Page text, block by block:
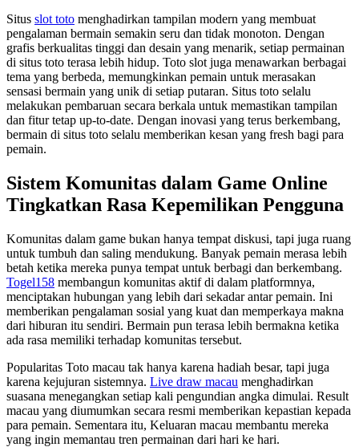
Situs slot toto menghadirkan tampilan modern yang membuat
pengalaman bermain semakin seru dan tidak monoton. Dengan
grafis berkualitas tinggi dan desain yang menarik, setiap permainan
di situs toto terasa lebih hidup. Toto slot juga menawarkan berbagai
tema yang berbeda, memungkinkan pemain untuk merasakan
sensasi bermain yang unik di setiap putaran. Situs toto selalu
melakukan pembaruan secara berkala untuk memastikan tampilan
dan fitur tetap up-to-date. Dengan inovasi yang terus berkembang,
bermain di situs toto selalu memberikan kesan yang fresh bagi para
pemain.
Sistem Komunitas dalam Game Online
Tingkatkan Rasa Kepemilikan Pengguna
Komunitas dalam game bukan hanya tempat diskusi, tapi juga ruang
untuk tumbuh dan saling mendukung. Banyak pemain merasa lebih
betah ketika mereka punya tempat untuk berbagi dan berkembang.
Togel158 membangun komunitas aktif di dalam platformnya,
menciptakan hubungan yang lebih dari sekadar antar pemain. Ini
memberikan pengalaman sosial yang kuat dan memperkaya makna
dari hiburan itu sendiri. Bermain pun terasa lebih bermakna ketika
ada rasa memiliki terhadap komunitas tersebut.
Popularitas Toto macau tak hanya karena hadiah besar, tapi juga
karena kejujuran sistemnya. Live draw macau menghadirkan
suasana menegangkan setiap kali pengundian angka dimulai. Result
macau yang diumumkan secara resmi memberikan kepastian kepada
para pemain. Sementara itu, Keluaran macau membantu mereka
yang ingin memantau tren permainan dari hari ke hari.